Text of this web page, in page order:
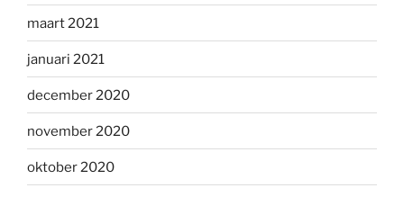
maart 2021
januari 2021
december 2020
november 2020
oktober 2020